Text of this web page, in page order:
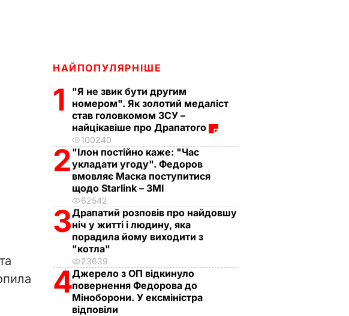
НАЙПОПУЛЯРНІШЕ
1
"Я не звик бути другим
номером". Як золотий медаліст
став головкомом ЗСУ –
найцікавіше про Драпатого
100240
2 "Ілон постійно каже: "Час
укладати угоду". Федоров
вмовляє Маска поступитися
щодо Starlink – ЗМІ
62542
3Драпатий розповів про найдовшу
ніч у житті і людину, яка
порадила йому виходити з
"котла"
23639
4Джерело з ОП відкинуло
повернення Федорова до
Міноборони. У ексміністра
відповіли